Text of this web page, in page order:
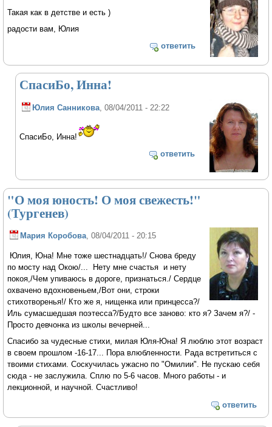
Такая как в детстве и есть )
радости вам, Юлия
ответить
СпасиБо, Инна!
Юлия Санникова , 08/04/2011 - 22:22
СпасиБо, Инна!
ответить
"О моя юность! О моя свежесть!"
(Тургенев)
Мария Коробова, 08/04/2011 - 20:15
Юлия, Юна! Мне тоже шестнадцать!/ Снова бреду
по мосту над Окою/... Нету мне счастья и нету
покоя,/Чем упиваюсь в дороге, признаться./ Сердце
охвачено вдохновеньем,/Вот они, строки
стихотворенья!/ Кто же я, нищенка или принцесса?/
Иль сумасшедшая поэтесса?/Будто все заново: кто я? Зачем я?/ -
Просто девчонка из школы вечерней...
Спасибо за чудесные стихи, милая Юля-Юна! Я люблю этот возраст
в своем прошлом -16-17... Пора влюбленности. Рада встретиться с
твоими стихами. Соскучилась ужасно по "Омилии". Не пускаю себя
сюда - не заслужила. Сплю по 5-6 часов. Много работы - и
лекционной, и научной. Счастливо!
ответить